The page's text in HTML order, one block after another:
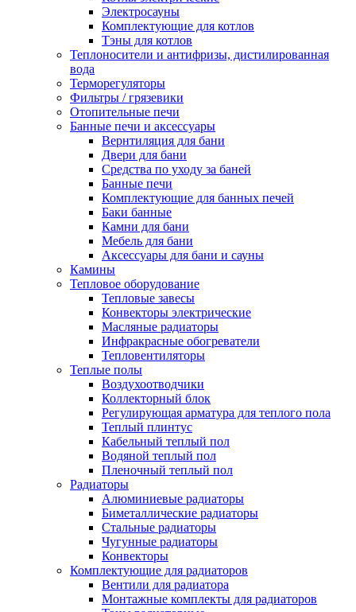
Электросауны
Комплектующие для котлов
Тэны для котлов
Теплоносители и антифризы, дистилированная
вода
Терморегуляторы
Фильтры / грязевики
Отопительные печи
Банные печи и аксессуары
Вернтиляция для бани
Двери для бани
Средства по уходу за баней
Банные печи
Комплектующие для банных печей
Баки банные
Камни для бани
Мебель для бани
Аксессуары для бани и сауны
Камины
Тепловое оборудование
Тепловые завесы
Конвекторы электрические
Масляные радиаторы
Инфракрасные обогреватели
Тепловентиляторы
Теплые полы
Воздухоотводчики
Коллекторный блок
Регулирующая арматура для теплого пола
Теплый плинтус
Кабельный теплый пол
Водяной теплый пол
Пленочный теплый пол
Радиаторы
Алюминиевые радиаторы
Биметаллические радиаторы
Стальные радиаторы
Чугунные радиаторы
Конвекторы
Комплектующие для радиаторов
Вентили для радиатора
Монтажные комплекты для радиаторов